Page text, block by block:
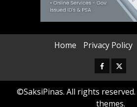
Home Privacy Policy
Facebook
Twitter
©SaksiPinas. All rights reserved.
themes.